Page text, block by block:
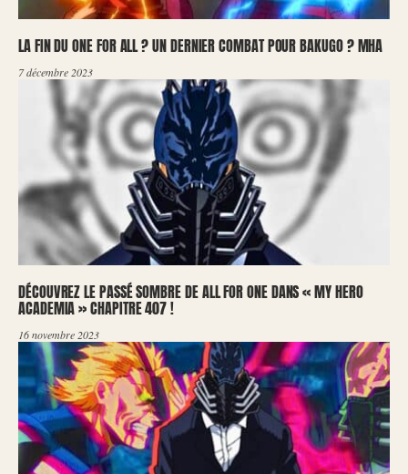
LA FIN DU ONE FOR ALL ? UN DERNIER COMBAT POUR BAKUGO ? MHA
7 décembre 2023
DÉCOUVREZ LE PASSÉ SOMBRE DE ALL FOR ONE DANS « MY HERO
ACADEMIA » CHAPITRE 407 !
16 novembre 2023